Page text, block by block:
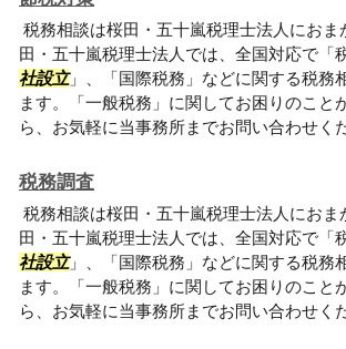
税務相談は桜田・五十嵐税理士法人にお
田・五十嵐税理士法人では、全国対応で「
社設立」、「国際税務」などに関する税務
ます。「一般税務」に関してお困りのこと
ら、お気軽に当事務所までお問い合わせく
税務調査
税務相談は桜田・五十嵐税理士法人にお
田・五十嵐税理士法人では、全国対応で「
社設立」、「国際税務」などに関する税務
ます。「一般税務」に関してお困りのこと
ら、お気軽に当事務所までお問い合わせく